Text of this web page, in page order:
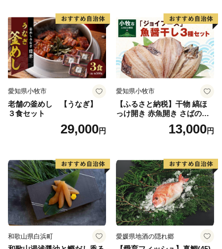
愛知県小牧市
老舗の釜めし 【うなぎ】
３食セット
29,000円
愛知県小牧市
【ふるさと納税】干物 縞ほ
っけ開き 赤魚開き さばの開
き 魚醤干し 3種 セット 詰め
合わせ 魚 おかず 肉厚 おいし
取り寄せグルメ 魚醤 ナンプ
ラー 愛知県 小牧市 冷凍 送料
無料
13,000円
和歌山県白浜町 愛媛県地酒の隠れ郷